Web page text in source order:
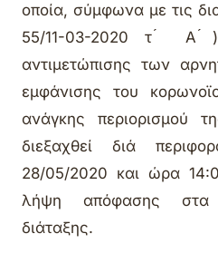
οποία, σύμφωνα με τις
55/11-03-2020 τ ́ Α
αντιμετώπισης των
εμφάνισης του
ανάγκης περιορισμού
διεξαχθεί διά
28/05/2020 καιώρα
λήψη απόφασης στα
διάταξης.